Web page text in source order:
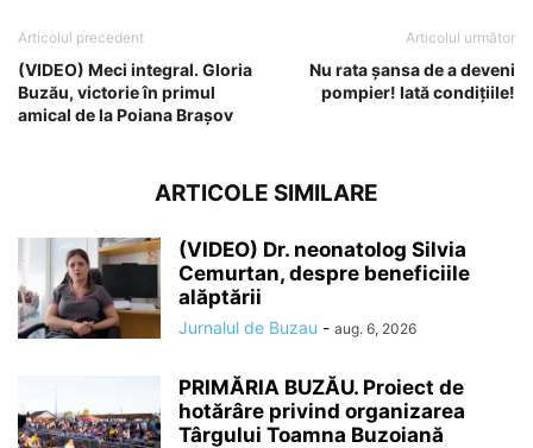
Articolul precedent
(VIDEO) Meci integral. Gloria
Buzău, victorie în primul
amical de la Poiana Brașov
Articolul următor
Nu rata șansa de a deveni
pompier! Iată condițiile!
ARTICOLE SIMILARE
(VIDEO) Dr. neonatolog Silvia
Cemurtan, despre beneficiile
alăptării
Jurnalul de Buzau - aug. 6, 2026
PRIMĂRIA BUZĂU. Proiect de
hotărâre privind organizarea
Târgului Toamna Buzoiană